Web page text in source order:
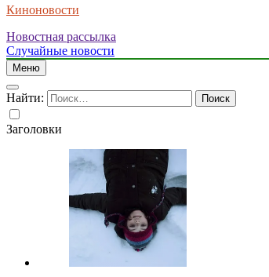
Киноновости
Новостная рассылка
Случайные новости
Меню
Найти:
Заголовки